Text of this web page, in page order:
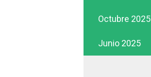
Octubre 2025
Junio 2025